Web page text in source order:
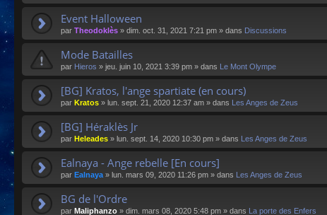
Event Halloween
par Theodoklès » dim. oct. 31, 2021 7:21 pm » dans Discussions
Mode Batailles
par Hieros » jeu. juin 10, 2021 3:39 pm » dans Le Mont Olympe
[BG] Kratos, l'ange spartiate (en cours)
par Kratos » lun. sept. 21, 2020 12:37 am » dans Les Anges de Zeus
[BG] Héraklès Jr
par Heleades » lun. sept. 14, 2020 10:30 pm » dans Les Anges de Zeus
Ealnaya - Ange rebelle [En cours]
par Ealnaya» lun. mars 09, 2020 11:26 pm » dans Les Anges de Zeus
BG de l'Ordre
par Maliphanzo » dim. mars 08, 2020 5:48 pm » dans La porte des Enfers